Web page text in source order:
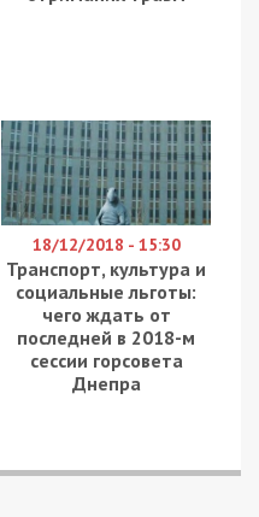
в Днепре тоже
итогу, директора
в том, что он
более 950
частной фирмы
установку
80 подъемников